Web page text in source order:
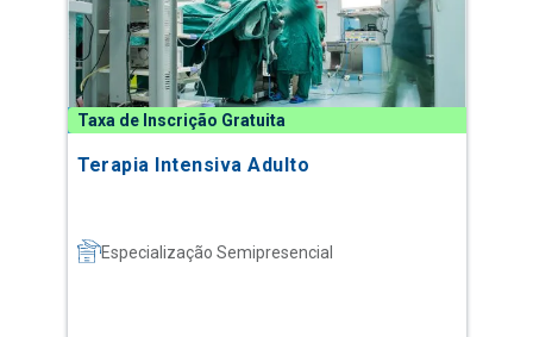
Taxa de Inscrição Gratuita
Terapia Intensiva Adulto
Especialização Semipresencial